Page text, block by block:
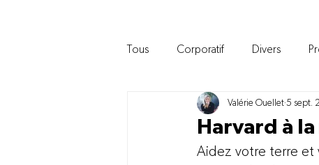
Tous Corporatif Divers
Commercialisation
Harvard à
Valérie Ouellet 5 sept.
Aidez votre terre et